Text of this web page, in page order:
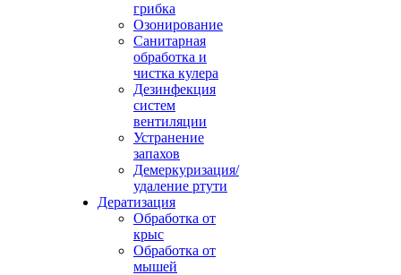
грибка
Озонирование
Санитарная
обработка и
чистка кулера
Дезинфекция
систем
вентиляции
Устранение
запахов
Демеркуризация/
удаление ртути
Дератизация
Обработка от
крыс
Обработка от
мышей